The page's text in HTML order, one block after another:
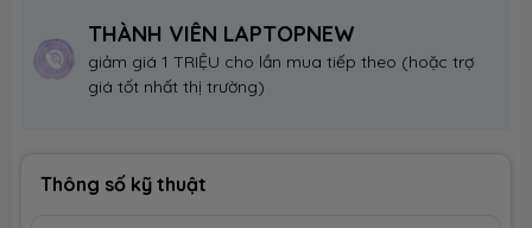
THÀNH VIÊN LAPTOPNEW
giảm giá 1 TRIỆU cho lần mua tiếp theo (hoặc trợ
giá tốt nhất thị trường)
Thông số kỹ thuật